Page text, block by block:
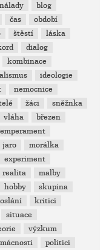
nálady
blog
čas
období
štěstí
láska
dialog
kombinace
ideologie
nemocnice
žáci
sněžnka
vláha
březen
jaro
morálka
experiment
realita
malby
hobby
skupina
kritici
situace
výzkum
politici